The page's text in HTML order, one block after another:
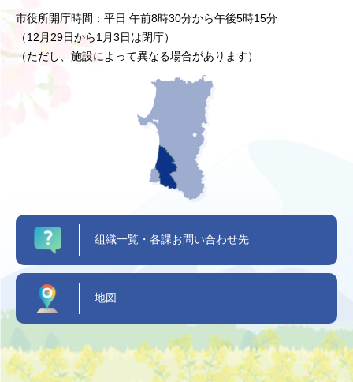
市役所開庁時間：平日 午前8時30分から午後5時15分
（12月29日から1月3日は閉庁）
（ただし、施設によって異なる場合があります）
組織一覧・各課お問い合わせ先
地図